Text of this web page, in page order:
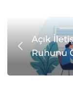
Açık
Ruhunu